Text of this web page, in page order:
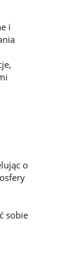
i
o
sobie